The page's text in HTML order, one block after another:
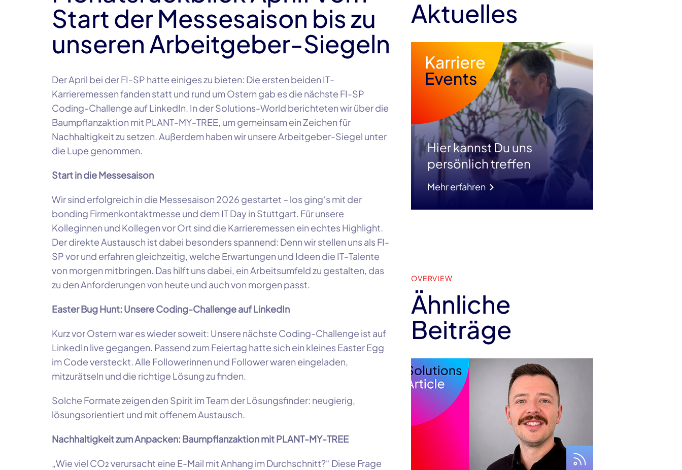
Start der Messesaison bis zu
unseren Arbeitgeber-Siegeln
Der April bei der FI-SP hatte einiges zu bieten: Die ersten beiden IT-
Karrieremessen fanden statt und rund um Ostern gab es die nächste FI-SP
Coding-Challenge auf LinkedIn. In der Solutions-World berichteten wir über die
Baumpflanzaktion mit PLANT-MY-TREE, um gemeinsam ein Zeichen für
Nachhaltigkeit zu setzen. Außerdem haben wir unsere Arbeitgeber-Siegel unter
die Lupe genommen.
Start in die Messesaison
Wir sind erfolgreich in die Messesaison 2026 gestartet – los ging‘s mit der
bonding Firmenkontaktmesse und dem IT Day in Stuttgart. Für unsere
Kolleginnen und Kollegen vor Ort sind die Karrieremessen ein echtes Highlight.
Der direkte Austausch ist dabei besonders spannend: Denn wir stellen uns als FI-
SP vor und erfahren gleichzeitig, welche Erwartungen und Ideen die IT-Talente
von morgen mitbringen. Das hilft uns dabei, ein Arbeitsumfeld zu gestalten, das
zu den Anforderungen von heute und auch von morgen passt.
Easter Bug Hunt: Unsere Coding-Challenge auf LinkedIn
Kurz vor Ostern war es wieder soweit: Unsere nächste Coding-Challenge ist auf
LinkedIn live gegangen. Passend zum Feiertag hatte sich ein kleines Easter Egg
im Code versteckt. Alle Followerinnen und Follower waren eingeladen,
mitzurätseln und die richtige Lösung zu finden.
Solche Formate zeigen den Spirit im Team der Lösungsfinder: neugierig,
lösungsorientiert und mit offenem Austausch.
Nachhaltigkeit zum Anpacken: Baumpflanzaktion mit PLANT-MY-TREE
„Wie viel CO₂ verursacht eine E-Mail mit Anhang im Durchschnitt?“ Diese Frage
Aktuelles
Hier kannst Du uns
persönlich treffen
Mehr erfahren
OVERVIEW
Ähnliche
Beiträge